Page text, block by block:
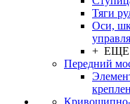
Тяги
Оси,
+ ЕЩЕ
Передний